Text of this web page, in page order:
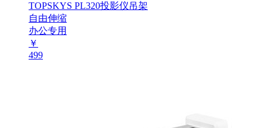
TOPSKYS PL320投影仪吊架
自由伸缩
办公专用
￥
499